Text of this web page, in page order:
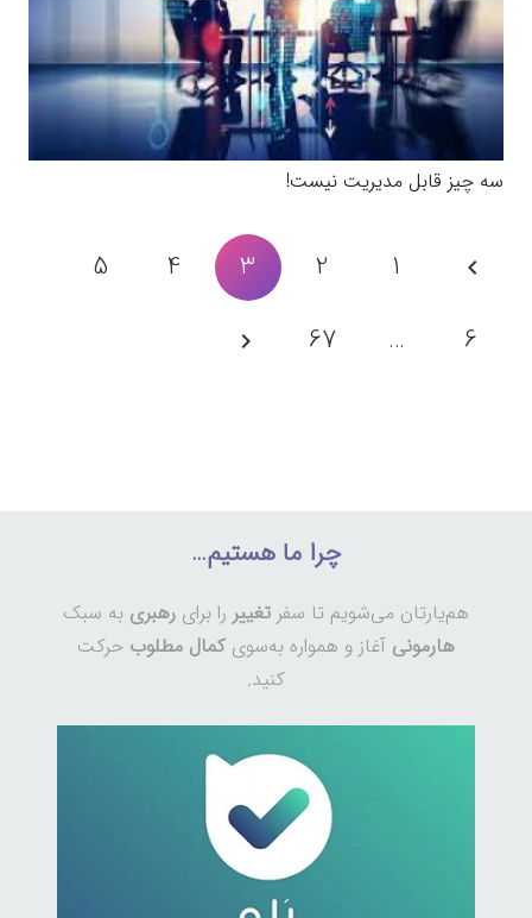
سه چیز قابل مدیریت نیست!
1
2
3
4
5
6
…
67
چرا ما هستیم…
هم‌یارتان می‌شویم تا سفر تغییر را برای رهبری به سبک
هارمونی آغاز و همواره به‌سوی کمال مطلوب حرکت
کنید.